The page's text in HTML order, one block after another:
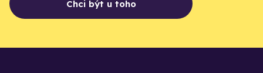
Chci být u toho